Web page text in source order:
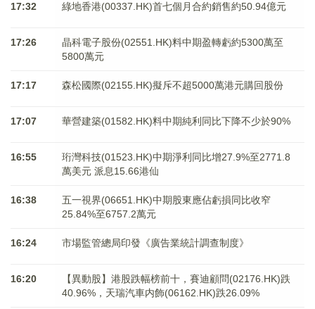
17:32 綠地香港(00337.HK)首七個月合約銷售約50.94億元
17:26
晶科電子股份(02551.HK)料中期盈轉虧約5300萬至
5800萬元
17:17 森松國際(02155.HK)擬斥不超5000萬港元購回股份
17:07 華營建築(01582.HK)料中期純利同比下降不少於90%
16:55
珩灣科技(01523.HK)中期淨利同比增27.9%至2771.8
萬美元 派息15.66港仙
16:38
五一視界(06651.HK)中期股東應佔虧損同比收窄
25.84%至6757.2萬元
16:24 市場監管總局印發《廣告業統計調查制度》
16:20
【異動股】港股跌幅榜前十，賽迪顧問(02176.HK)跌
40.96%，天瑞汽車内飾(06162.HK)跌26.09%